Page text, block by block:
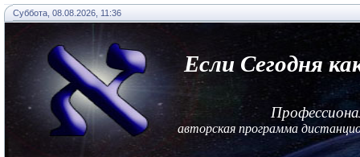
Суббота, 08.08.2026, 11:36
Если Сегодня
авторская программа